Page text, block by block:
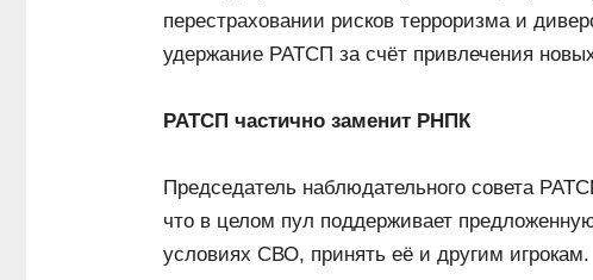
перестраховании рисков терроризма и
удержание РАТСП за счёт привлечения
РАТСП частично заменит РНПК
Председатель наблюдательного совета
что в целом пул поддерживает
условиях СВО, принять её и другим игрокам.